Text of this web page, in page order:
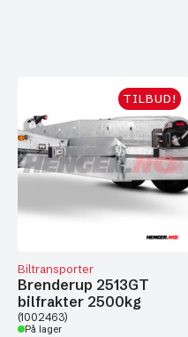
TILBUD!
Biltransporter
Brenderup 2513GT
bilfrakter 2500kg
(1002463)
På lager